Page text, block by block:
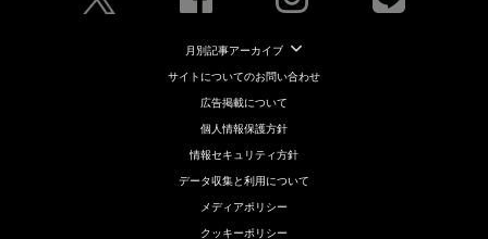
月別記事アーカイブ
サイトについてのお問い合わせ
広告掲載について
個人情報保護方針
情報セキュリティ方針
データ収集と利用について
メディアポリシー
クッキーポリシー